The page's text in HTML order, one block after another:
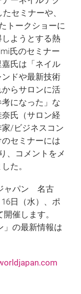
セミナーや、
トークショーに
ようとする熱
氏のセミナー
氏は「ネイル
ドや最新技術
らサロンに活
になった」な
氏（サロン経
/ビジネスコン
セミナーには
、コメントをメ
た。
ャパン 名古
日（水）、ポ
催します。
」の最新情報は